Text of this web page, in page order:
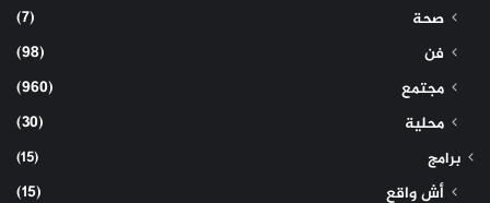
صحة
(7)
فن
(98)
مجتمع
(960)
محلية
(30)
برامج (15)
أش واقع (15)